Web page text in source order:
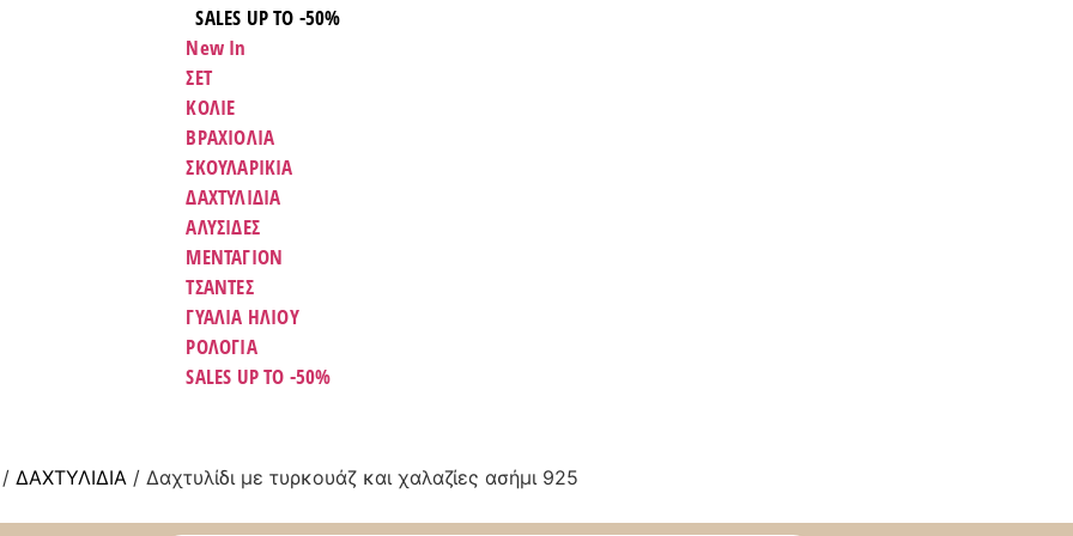
SALES UP TO -50%
New In
ΣΕΤ
ΚΟΛΙΕ
ΒΡΑΧΙΟΛΙΑ
ΣΚΟΥΛΑΡΙΚΙΑ
ΔΑΧΤΥΛΙΔΙΑ
ΑΛΥΣΙΔΕΣ
ΜΕΝΤΑΓΙΟΝ
ΤΣΑΝΤΕΣ
ΓΥΑΛΙΑ ΗΛΙΟΥ
ΡΟΛΟΓΙΑ
SALES UP TO -50%
/ ΔΑΧΤΥΛΊΔΙΑ / Δαχτυλίδι με τυρκουάζ και χαλαζίες ασήμι 925